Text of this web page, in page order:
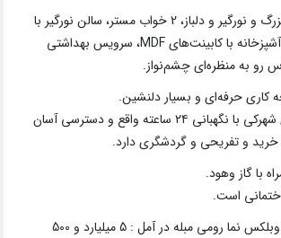
دارای 3 اتاق خواب بزرگ و نورگیر و دلباز، 2 خواب مستر، سالن نورگیر با
پنجره‌های دوجداره، آشپزخانه با کابینت‌های MDF، سرویس بهداشتی
رو به منظره‌ای چشم‌نواز.
کاری حرفه‌ای و بسیار دلنشین.
این ویلا در منطقه‌ای شهرکی با نگهبانی ۲۴ ساعته واقع و دسترسی آسان
خرید و تفریحی و گردشگری دارد.
با گاز وهود.
است.
قیمت خرید ویلای دوبلکس نما رومی مبله در آمل : 5 میلیارد و 500